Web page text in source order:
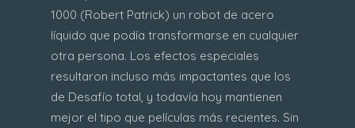
1000 (Robert Patrick) un robot de acero
líquido que podía transformarse en cualquier
otra persona. Los efectos especiales
resultaron incluso más impactantes que los
de Desafío total, y todavía hoy mantienen
mejor el tipo que películas más recientes. Sin